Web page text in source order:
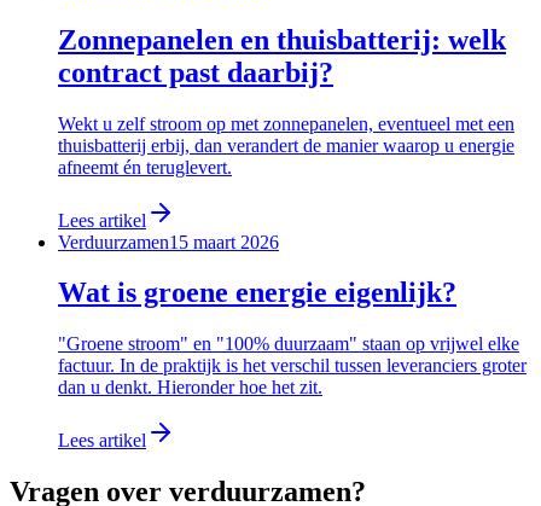
Zonnepanelen en thuisbatterij: welk
contract past daarbij?
Wekt u zelf stroom op met zonnepanelen, eventueel met een
thuisbatterij erbij, dan verandert de manier waarop u energie
afneemt én teruglevert.
Lees artikel
Verduurzamen15 maart 2026
Wat is groene energie eigenlijk?
"Groene stroom" en "100% duurzaam" staan op vrijwel elke
factuur. In de praktijk is het verschil tussen leveranciers groter
dan u denkt. Hieronder hoe het zit.
Lees artikel
Vragen over verduurzamen?